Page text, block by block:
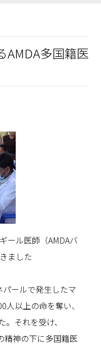
AMDA多国籍医
ール医師（AMDAバ
ました
ールで発生したマ
以上の命を奪い、
それを受け、
精神の下に多国籍医